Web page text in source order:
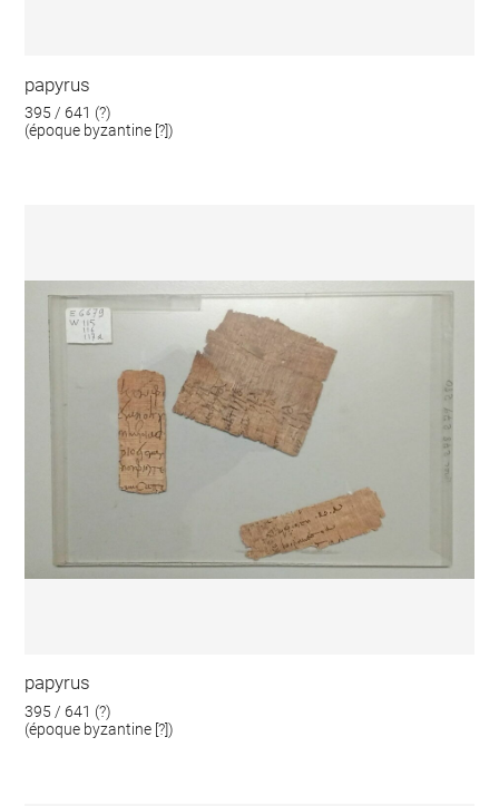
papyrus
395 / 641 (?)
(époque byzantine [?])
papyrus
395 / 641 (?)
(époque byzantine [?])